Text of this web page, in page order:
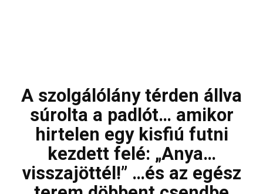
A szolgálólány térden állva
súrolta a padlót… amikor
hirtelen egy kisfiú futni
kezdett felé: „Anya…
visszajöttél!” …és az egész